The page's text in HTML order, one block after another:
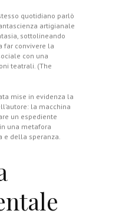
quotidiano parlò
artigianale
sottolineando
far convivere la
con una
teatrali. (The
mise in evidenza la
la macchina
un espediente
una metafora
e della speranza.